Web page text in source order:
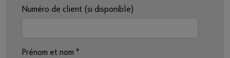
Numéro de client (si disponible)
Prénom et nom *